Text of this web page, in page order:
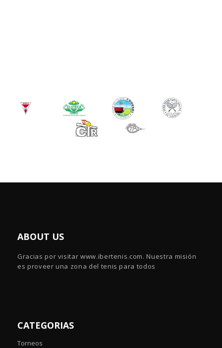
ABOUT US
Gracias por visitar www.ibertenis.com. Nuestra misión
es proveer una zona del tenis para todos
CATEGORIAS
Torneos